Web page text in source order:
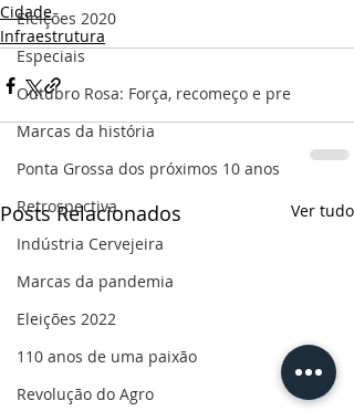
Eleições 2020
Especiais
Outubro Rosa: Força, recomeço e pre
Marcas da história
Ponta Grossa dos próximos 10 anos
Retrospectiva
Indústria Cervejeira
Marcas da pandemia
Eleições 2022
110 anos de uma paixão
Revolução do Agro
Cidade
Infraestrutura
Posts Relacionados Ver tudo